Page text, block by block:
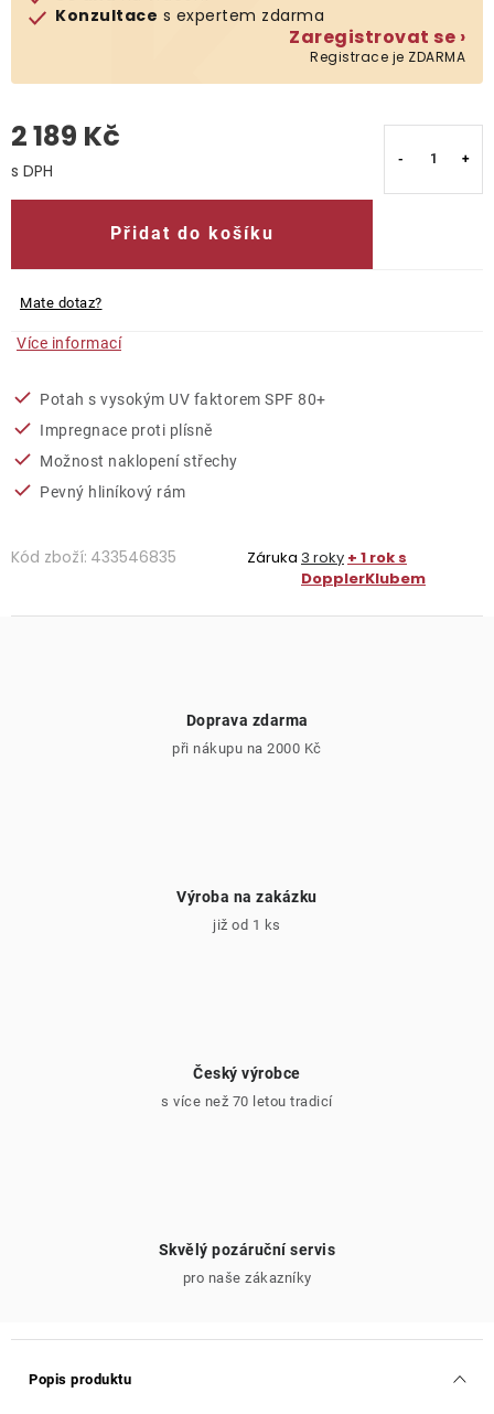
Kontakty
Konzultace s expertem zdarma
Zaregistrovat se ›
Registrace je ZDARMA
2 189 Kč
Přidat do košíku
Mate dotaz?
Více informací
Potah s vysokým UV faktorem SPF 80+
Impregnace proti plísně
Možnost naklopení střechy
Pevný hliníkový rám
Kód zboží: 433546835 Záruka 3 roky + 1 rok s
DopplerKlubem
Doprava zdarma
při nákupu na 2000 Kč
Výroba na zakázku
již od 1 ks
Český výrobce
s více než 70 letou tradicí
Skvělý pozáruční servis
pro naše zákazníky
Popis produktu